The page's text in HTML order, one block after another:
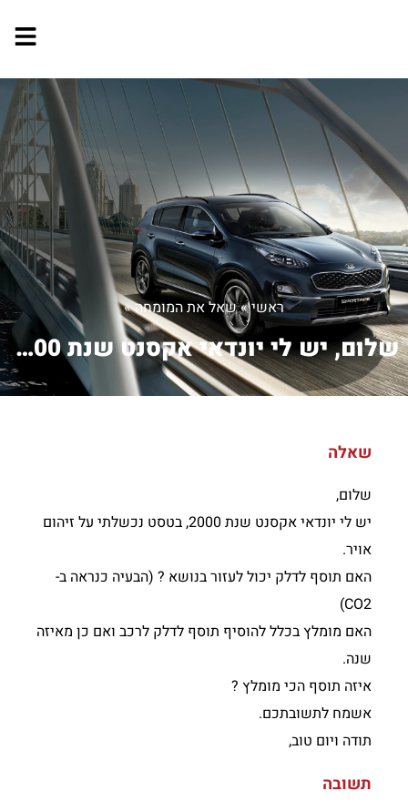
ראשי»שאל את המומחה»
שלום, יש לי יונדאי אקסנט שנת 2000, ב...
שאלה
שלום,
יש לי יונדאי אקסנט שנת 2000, בטסט נכשלתי על זיהום
אויר.
האם תוסף לדלק יכול לעזור בנושא ? (הבעיה כנראה ב-
CO2)
האם מומלץ בכלל להוסיף תוסף לדלק לרכב ואם כן מאיזה
שנה.
איזה תוסף הכי מומלץ ?
אשמח לתשובתכם.
תודה ויום טוב,
תשובה